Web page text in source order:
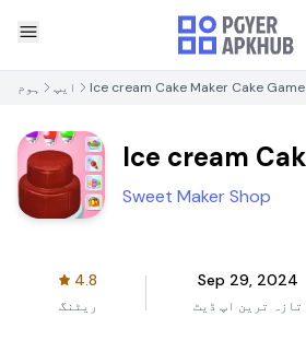
ہوم ایپ Ice cream Cake Maker Cake Game
Ice cream
Cake Game
Sweet Maker Shop
4.8
ریٹنگ
Sep 29, 2024
تازہ ترین اپ ڈیٹ